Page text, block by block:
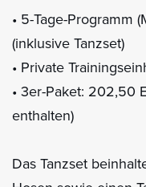
• 5-Tage-Programm
(inklusive Tanzset)
• Private
• 3er-Paket: 202,50
enthalten)
Das Tanzset